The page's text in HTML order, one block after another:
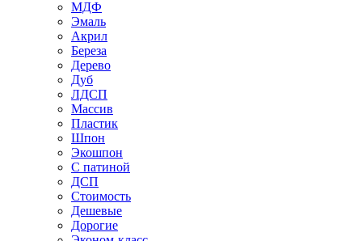
МДФ
Эмаль
Акрил
Береза
Дерево
Дуб
ЛДСП
Массив
Пластик
Шпон
Экошпон
С патиной
ДСП
Стоимость
Дешевые
Дорогие